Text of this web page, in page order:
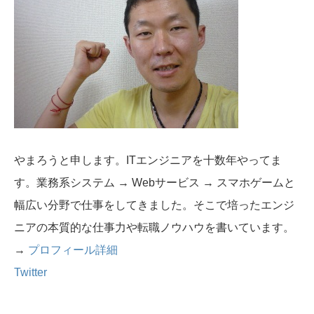
やまろうと申します。ITエンジニアを十数年やってま
す。業務系システム → Webサービス → スマホゲームと
幅広い分野で仕事をしてきました。そこで培ったエンジ
ニアの本質的な仕事力や転職ノウハウを書いています。
→ プロフィール詳細
Twitter